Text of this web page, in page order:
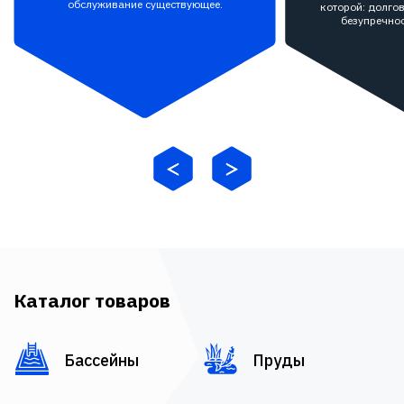
обслуживание существующее.
которой:
Каталог товаров
Бассейны Пруды